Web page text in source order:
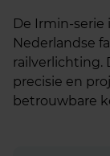
De Irmin-serie
Nederlandse
railverlichting.
precisie en
betrouwbare